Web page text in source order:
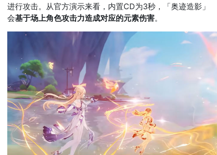
进行攻击。从官方演示来看，内置CD为3秒，「奥迹造影」
会基于场上角色攻击力造成对应的元素伤害。